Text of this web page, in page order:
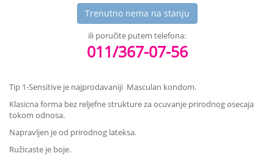
Trenutno nema na stanju
ili poručite putem telefona:
011/367-07-56
Tip 1-Sensitive je najprodavaniji Masculan kondom.
Klasicna forma bez reljefne strukture za ocuvanje prirodnog osecaja
tokom odnosa.
Napravljen je od prirodnog lateksa.
Ružicaste je boje.